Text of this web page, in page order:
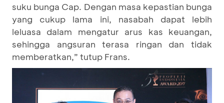
suku bunga Cap. Dengan masa kepastian bunga
yang cukup lama ini, nasabah dapat lebih
leluasa dalam mengatur arus kas keuangan,
sehingga angsuran terasa ringan dan tidak
memberatkan,” tutup Frans.